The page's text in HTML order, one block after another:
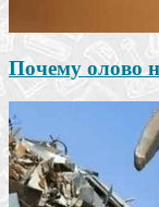
Почему олово